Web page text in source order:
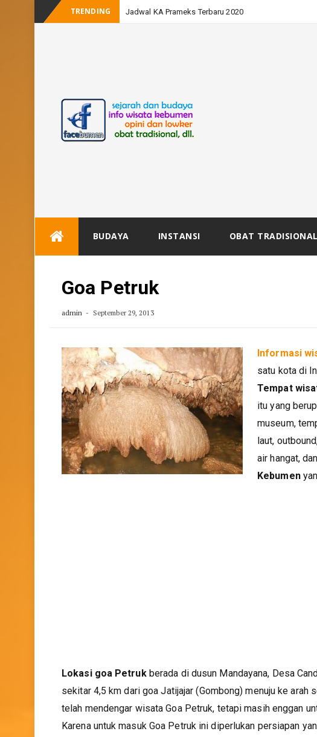
TRENDING Jadwal KA Prameks Terbaru 2020
BUDAYA INSTANSI OBAT TRADISIONAL
Goa Petruk
admin September 29, 2013
Informasi
satu kota di
Tempat
itu yang
museum,
laut,
air hangat,
Kebumen
Lokasi goa Petrukberada di dusun Mandayana, Desa
sekitar 4,5 km dari goa Jatijajar (Gombong) menuju ke arah
telah mendengar wisata Goa Petruk, tetapi masih enggan
Karena untuk masuk Goa Petruk ini diperlukan persiapan